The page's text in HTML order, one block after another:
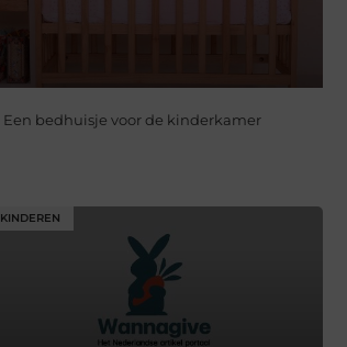
Een bedhuisje voor de kinderkamer
KINDEREN